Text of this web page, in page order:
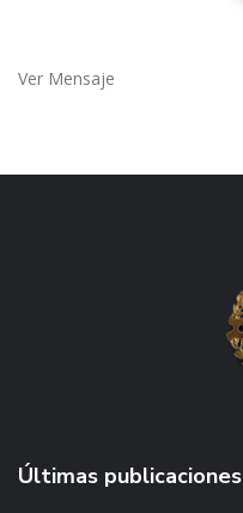
Ver Mensaje
Últimas publicaciones